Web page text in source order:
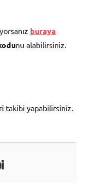
buraya
nu alabilirsiniz.
takibi yapabilirsiniz.